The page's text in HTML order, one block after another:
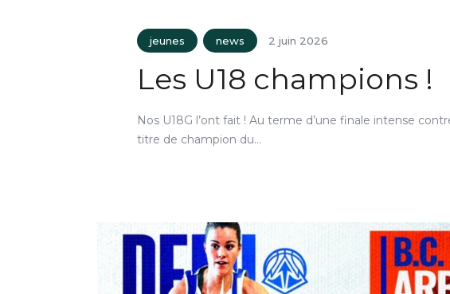
jeunes news 2 juin 2026
Les U18 champions !
Nos U18G l’ont fait ! Au terme d’une finale intense
titre de champion du…